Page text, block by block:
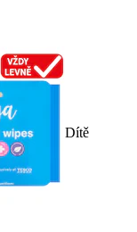
Dítě